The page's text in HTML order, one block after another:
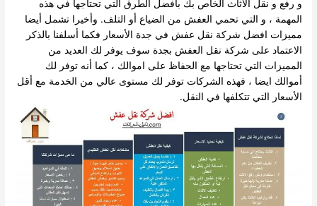
و رفع و نقل الأثاث الخاص بك بأفضل الطرق التي تحتاجها في هذه
المهمة ، و التي تحمي العفش من الضياع أو التلف. وأخيرا تشمل أيضا
مميزات افضل شركة نقل عفش في جدة الأسعار فكما أسلفنا بالذكر
الاعتماد على شركة نقل العفش بجدة سوف يوفر لك العديد من
المميزات التي تحتاجها مع الحفاظ على اموالك ، كما أنه توفر لك
أموالك ايضا ، فهذه الشركات توفر لك مستوى عالي من الخدمة مع أقل
الأسعار التي تتكلفها في النقل.